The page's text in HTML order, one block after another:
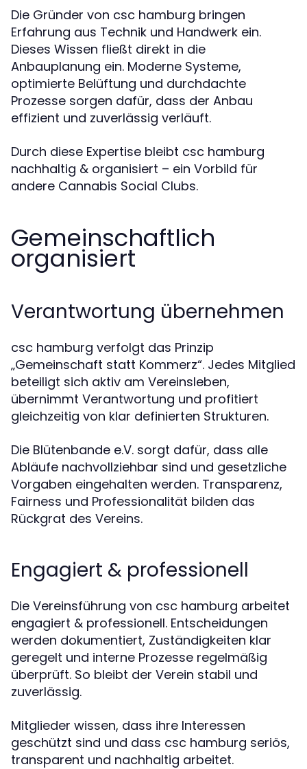
Die Gründer von csc hamburg bringen
Erfahrung aus Technik und Handwerk ein.
Dieses Wissen fließt direkt in die
Anbauplanung ein. Moderne Systeme,
optimierte Belüftung und durchdachte
Prozesse sorgen dafür, dass der Anbau
effizient und zuverlässig verläuft.
Durch diese Expertise bleibt csc hamburg
nachhaltig & organisiert – ein Vorbild für
andere Cannabis Social Clubs.
Gemeinschaftlich
organisiert
Verantwortung übernehmen
csc hamburg verfolgt das Prinzip
„Gemeinschaft statt Kommerz“. Jedes Mitglied
beteiligt sich aktiv am Vereinsleben,
übernimmt Verantwortung und profitiert
gleichzeitig von klar definierten Strukturen.
Die Blütenbande e.V. sorgt dafür, dass alle
Abläufe nachvollziehbar sind und gesetzliche
Vorgaben eingehalten werden. Transparenz,
Fairness und Professionalität bilden das
Rückgrat des Vereins.
Engagiert & professionell
Die Vereinsführung von csc hamburg arbeitet
engagiert & professionell. Entscheidungen
werden dokumentiert, Zuständigkeiten klar
geregelt und interne Prozesse regelmäßig
überprüft. So bleibt der Verein stabil und
zuverlässig.
Mitglieder wissen, dass ihre Interessen
geschützt sind und dass csc hamburg seriös,
transparent und nachhaltig arbeitet.